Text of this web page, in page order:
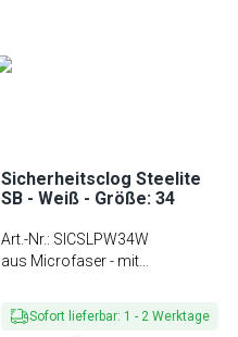
Sicherheitsclog Steelite
SB - Weiß - Größe: 34
Art.-Nr.: SICSLPW34W
aus Microfaser - mit
Sofort lieferbar: 1 - 2 Werktage